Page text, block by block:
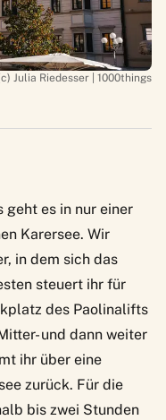
Julia Riedesser | 1000things
geht es in nur einer
Karersee. Wir
in dem sich das
steuert ihr für
des Paolinalifts
und dann weiter
ihr über eine
zurück. Für die
bis zwei Stunden